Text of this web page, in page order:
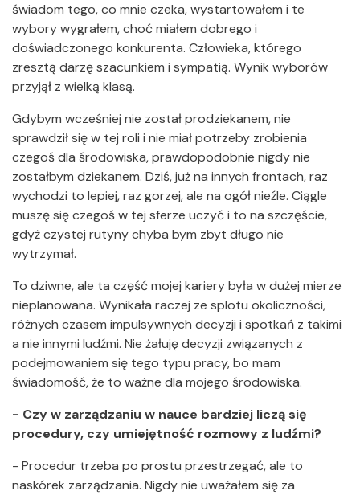
świadom tego, co mnie czeka, wystartowałem i te
wybory wygrałem, choć miałem dobrego i
doświadczonego konkurenta. Człowieka, którego
zresztą darzę szacunkiem i sympatią. Wynik wyborów
przyjął z wielką klasą.
Gdybym wcześniej nie został prodziekanem, nie
sprawdził się w tej roli i nie miał potrzeby zrobienia
czegoś dla środowiska, prawdopodobnie nigdy nie
zostałbym dziekanem. Dziś, już na innych frontach, raz
wychodzi to lepiej, raz gorzej, ale na ogół nieźle. Ciągle
muszę się czegoś w tej sferze uczyć i to na szczęście,
gdyż czystej rutyny chyba bym zbyt długo nie
wytrzymał.
To dziwne, ale ta część mojej kariery była w dużej mierze
nieplanowana. Wynikała raczej ze splotu okoliczności,
różnych czasem impulsywnych decyzji i spotkań z takimi
a nie innymi ludźmi. Nie żałuję decyzji związanych z
podejmowaniem się tego typu pracy, bo mam
świadomość, że to ważne dla mojego środowiska.
- Czy w zarządzaniu w nauce bardziej liczą się
procedury, czy umiejętność rozmowy z ludźmi?
- Procedur trzeba po prostu przestrzegać, ale to
naskórek zarządzania. Nigdy nie uważałem się za